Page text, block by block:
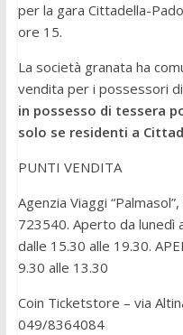
per la gara Cittadella-
ore 15.
La società granata ha
vendita per i possessori
in possesso di tessera
solo se residenti a
PUNTI VENDITA
Agenzia Viaggi
723540. Aperto da lunedì
dalle 15.30 alle 19.30.
9.30 alle 13.30
Coin Ticketstore – via
049/8364084